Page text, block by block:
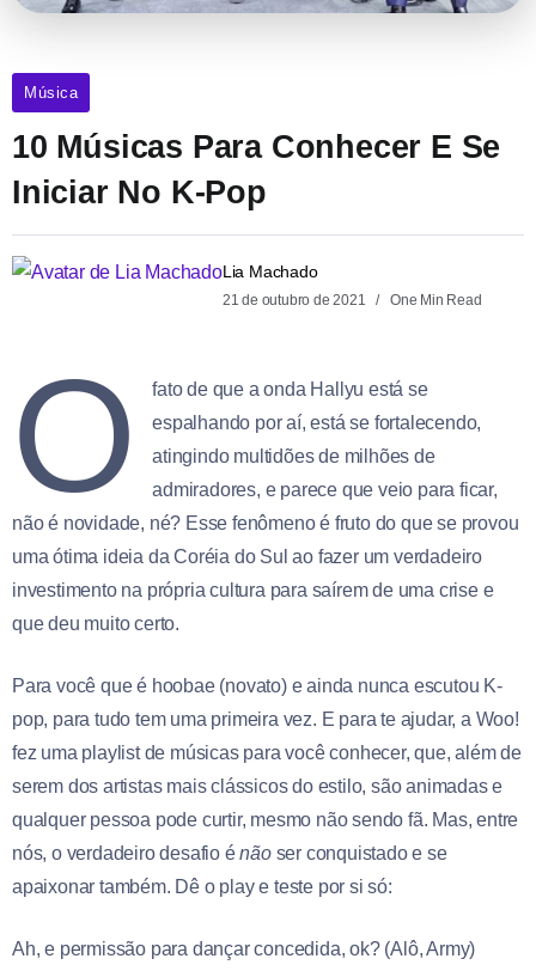
Música
10 Músicas Para Conhecer E Se
Iniciar No K-Pop
Lia Machado
21 de outubro de 2021 One Min Read
O
fato de que a onda Hallyu está se
espalhando por aí, está se fortalecendo,
atingindo multidões de milhões de
admiradores, e parece que veio para ficar,
não é novidade, né? Esse fenômeno é fruto do que se provou
uma ótima ideia da Coréia do Sul ao fazer um verdadeiro
investimento na própria cultura para saírem de uma crise e
que deu muito certo.
Para você que é hoobae (novato) e ainda nunca escutou K-
pop, para tudo tem uma primeira vez. E para te ajudar, a Woo!
fez uma playlist de músicas para você conhecer, que, além de
serem dos artistas mais clássicos do estilo, são animadas e
qualquer pessoa pode curtir, mesmo não sendo fã. Mas, entre
nós, o verdadeiro desafio énão ser conquistado e se
apaixonar também. Dê o play e teste por si só:
Ah, e permissão para dançar concedida, ok? (Alô, Army)